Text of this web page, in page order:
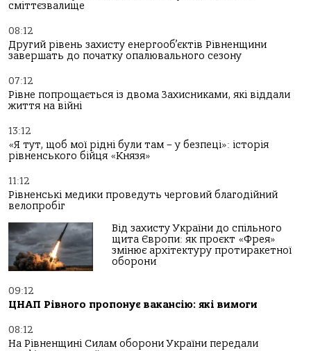
сміттєзвалище
08:12
Другий рівень захисту енергооб’єктів Рівненщини
завершать до початку опалювального сезону
07:12
Рівне попрощається із двома Захисниками, які віддали
життя на війні
13:12
«Я тут, щоб мої рідні були там – у безпеці»: історія
рівненського бійця «Князя»
11:12
Рівненські медики проведуть черговий благодійний
велопробіг
Від захисту України до спільного
щита Європи: як проєкт «Фрея»
змінює архітектуру протиракетної
оборони
09:12
ЦНАП Рівного пропонує вакансію: які вимоги
08:12
На Рівненщині Силам оборони України передали